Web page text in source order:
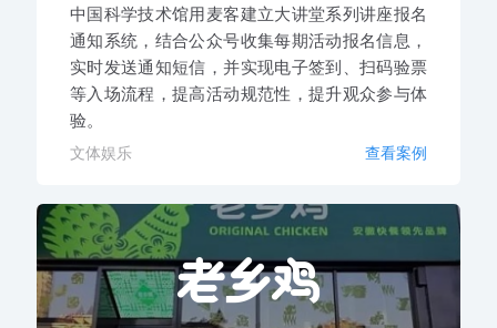
中国科学技术馆用麦客建立大讲堂系列讲座报名
通知系统，结合公众号收集每期活动报名信息，
实时发送通知短信，并实现电子签到、扫码验票
等入场流程，提高活动规范性，提升观众参与体
验。
文体娱乐 查看案例